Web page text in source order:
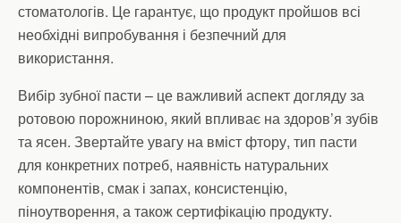
стоматологів. Це гарантує, що продукт пройшов всі
необхідні випробування і безпечний для
використання.
Вибір зубної пасти – це важливий аспект догляду за
ротовою порожниною, який впливає на здоров’я зубів
та ясен. Звертайте увагу на вміст фтору, тип пасти
для конкретних потреб, наявність натуральних
компонентів, смак і запах, консистенцію,
піноутворення, а також сертифікацію продукту.